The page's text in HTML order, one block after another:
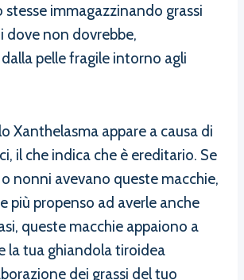
stesse immagazzinando grassi
dove non dovrebbe,
pelle fragile intorno agli
Xanthelasma appare a causa di
il che indica che è ereditario. Se
nonni avevano queste macchie,
più propenso ad averle anche
queste macchie appaiono a
la tua ghiandola tiroidea
dei grassi del tuo